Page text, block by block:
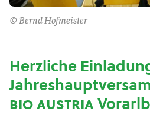
© Bernd Hofmeister
Herzliche
bio austria